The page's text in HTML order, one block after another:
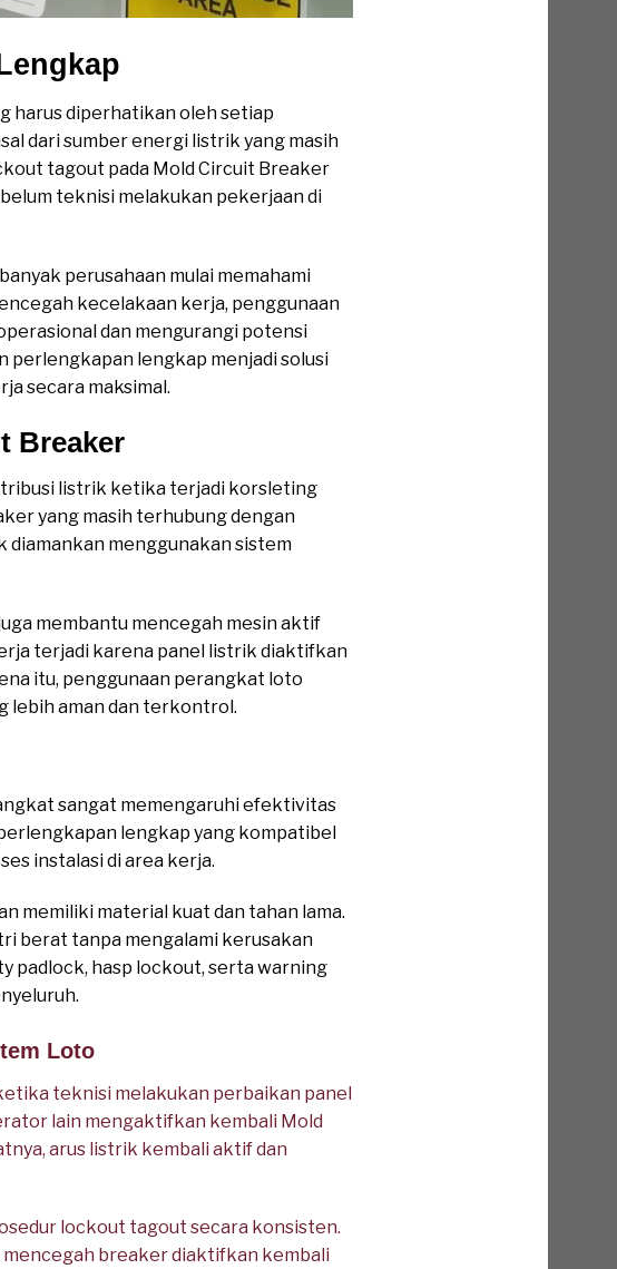
harus diperhatikan oleh setiap
dari sumber energi listrik yang masih
tagout pada Mold Circuit Breaker
teknisi melakukan pekerjaan di
perusahaan mulai memahami
kecelakaan kerja, penggunaan
dan mengurangi potensi
perlengkapan lengkap menjadi solusi
secara maksimal.
Breaker
listrik ketika terjadi korsleting
yang masih terhubung dengan
diamankan menggunakan sistem
membantu mencegah mesin aktif
terjadi karena panel listrik diaktifkan
itu, penggunaan perangkat loto
lebih aman dan terkontrol.
sangat memengaruhi efektivitas
lengkap yang kompatibel
instalasi di area kerja.
memiliki material kuat dan tahan lama.
berat tanpa mengalami kerusakan
padlock, hasp lockout, serta warning
Loto
teknisi melakukan perbaikan panel
lain mengaktifkan kembali Mold
arus listrik kembali aktif dan
lockout tagout secara konsisten.
breaker diaktifkan kembali